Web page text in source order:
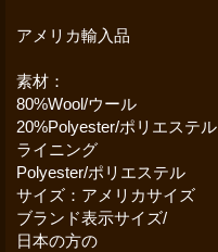
アメリカ輸入品
素材：
80%Wool/ウール
20%Polyester/ポリエステル
ライニング
Polyester/ポリエステル
サイズ：アメリカサイズ
ブランド表示サイズ/
日本の方の